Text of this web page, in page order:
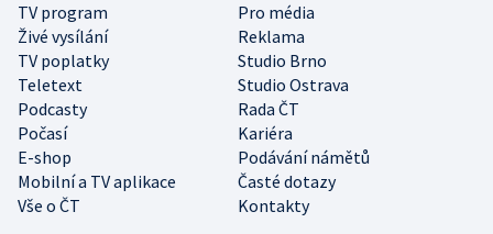
TV program
Pro média
Živé vysílání
Reklama
TV poplatky
Studio Brno
Teletext
Studio Ostrava
Podcasty
Rada ČT
Počasí
Kariéra
E-shop
Podávání námětů
Mobilní a TV aplikace
Časté dotazy
Vše o ČT
Kontakty